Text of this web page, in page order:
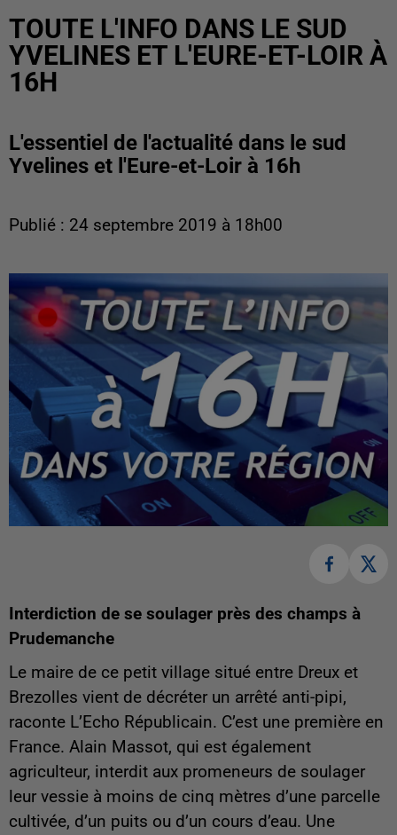
TOUTE L'INFO DANS LE SUD
YVELINES ET L'EURE-ET-LOIR À
16H
L'essentiel de l'actualité dans le sud
Yvelines et l'Eure-et-Loir à 16h
Publié : 24 septembre 2019 à 18h00
Interdiction de se soulager près des champs à
Prudemanche
Le maire de ce petit village situé entre Dreux et
Brezolles vient de décréter un arrêté anti-pipi,
raconte L’Echo Républicain. C’est une première en
France. Alain Massot, qui est également
agriculteur, interdit aux promeneurs de soulager
leur vessie à moins de cinq mètres d’une parcelle
cultivée, d’un puits ou d’un cours d’eau. Une